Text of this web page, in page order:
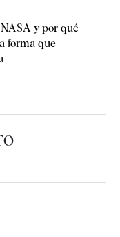
y por qué
forma que